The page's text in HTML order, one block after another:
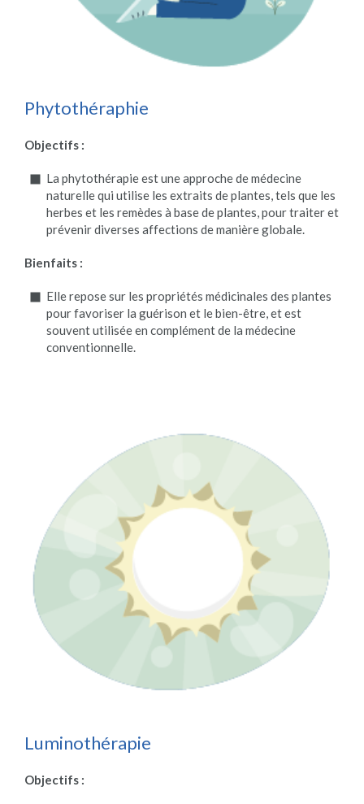
Phytothéraphie
Objectifs :
La phytothérapie est une approche de médecine
naturelle qui utilise les extraits de plantes, tels que les
herbes et les remèdes à base de plantes, pour traiter et
prévenir diverses affections de manière globale.
Bienfaits :
Elle repose sur les propriétés médicinales des plantes
pour favoriser la guérison et le bien-être, et est
souvent utilisée en complément de la médecine
conventionnelle.
Luminothérapie
Objectifs :